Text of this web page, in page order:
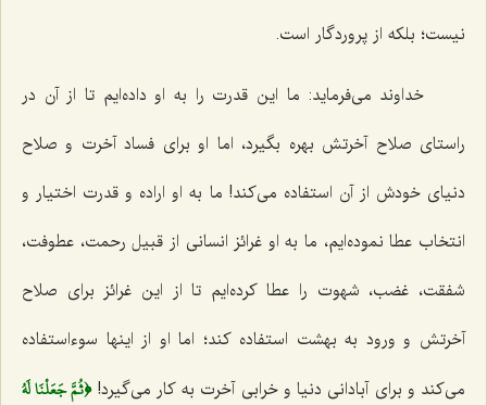
نیست؛ بلکه از پروردگار است.
خداوند می‌فرماید: ما این قدرت را به او داده‌ایم تا از آن در
راستای صلاح آخرتش بهره بگیرد، اما او برای فساد آخرت و صلاح
دنیای خودش از آن استفاده می‌کند! ما به او اراده و قدرت اختیار و
انتخاب عطا نموده‌ایم، ما به او غرائز انسانی از قبیل رحمت، عطوفت،
شفقت، غضب، شهوت را عطا کرده‌ایم تا از این غرائز برای صلاح
آخرتش و ورود به بهشت استفاده کند؛ اما او از اینها سوءاستفاده
می‌کند و برای آبادانی دنیا و خرابی آخرت به کار می‌گیرد!﴿ثُمَّ جَعَلْنَا لَهُ